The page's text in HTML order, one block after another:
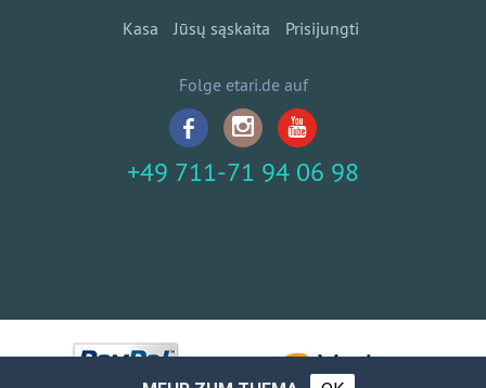
Kasa Jūsų sąskaita Prisijungti
Folge etari.de auf
+49 711-71 94 06 98